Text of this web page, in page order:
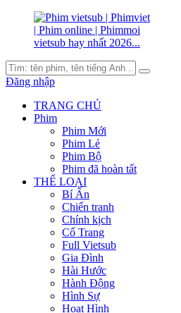
Đăng nhập
TRANG CHỦ
Phim
Phim Mới
Phim Lẻ
Phim Bộ
Phim đã hoàn tất
THỂ LOẠI
Bí Ẩn
Chiến tranh
Chính kịch
Cổ Trang
Full Vietsub
Gia Đình
Hài Hước
Hành Động
Hình Sự
Hoạt Hình